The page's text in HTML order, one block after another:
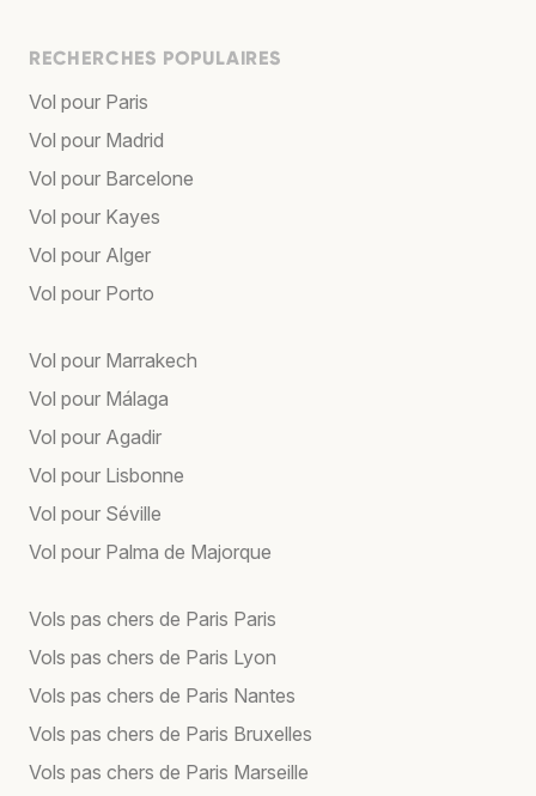
RECHERCHES POPULAIRES
Vol pour Paris
Vol pour Madrid
Vol pour Barcelone
Vol pour Kayes
Vol pour Alger
Vol pour Porto
Vol pour Marrakech
Vol pour Málaga
Vol pour Agadir
Vol pour Lisbonne
Vol pour Séville
Vol pour Palma de Majorque
Vols pas chers de Paris Paris
Vols pas chers de Paris Lyon
Vols pas chers de Paris Nantes
Vols pas chers de Paris Bruxelles
Vols pas chers de Paris Marseille